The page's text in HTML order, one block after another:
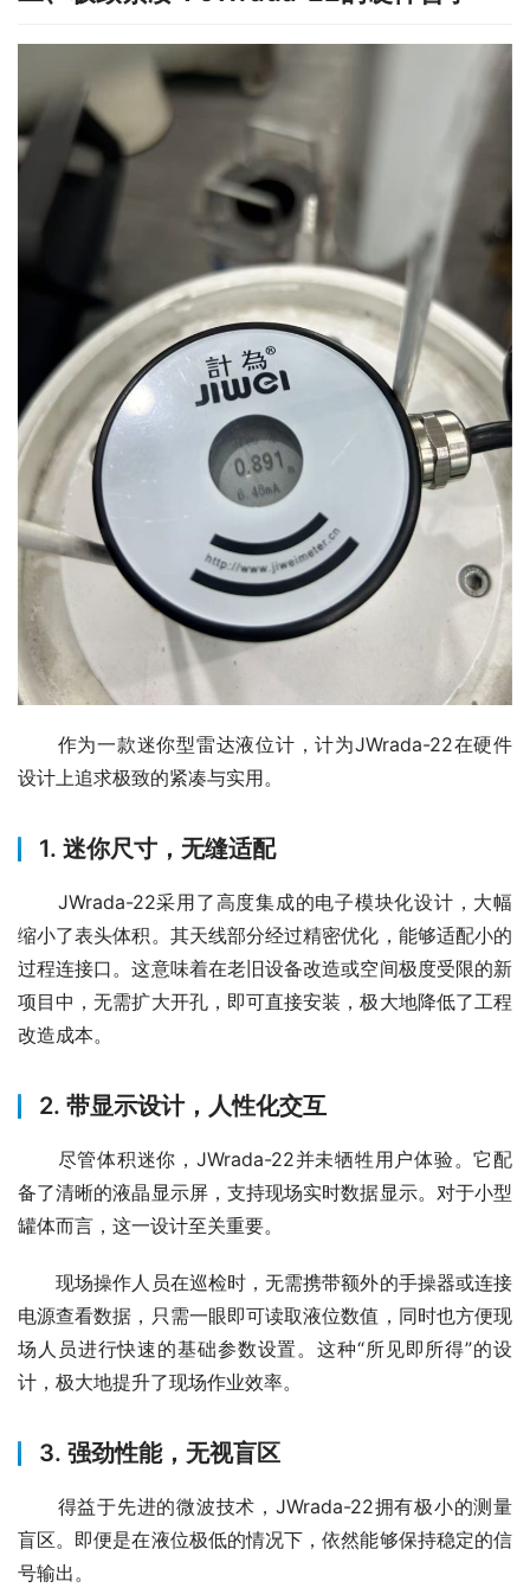
作为一款迷你型雷达液位计，计为JWrada-22在硬件
设计上追求极致的紧凑与实用。
1. 迷你尺寸，无缝适配
JWrada-22采用了高度集成的电子模块化设计，大幅
缩小了表头体积。其天线部分经过精密优化，能够适配小的
过程连接口。这意味着在老旧设备改造或空间极度受限的新
项目中，无需扩大开孔，即可直接安装，极大地降低了工程
改造成本。
2. 带显示设计，人性化交互
尽管体积迷你，JWrada-22并未牺牲用户体验。它配
备了清晰的液晶显示屏，支持现场实时数据显示。对于小型
罐体而言，这一设计至关重要。
现场操作人员在巡检时，无需携带额外的手操器或连接
电源查看数据，只需一眼即可读取液位数值，同时也方便现
场人员进行快速的基础参数设置。这种“所见即所得”的设
计，极大地提升了现场作业效率。
3. 强劲性能，无视盲区
得益于先进的微波技术，JWrada-22拥有极小的测量
盲区。即便是在液位极低的情况下，依然能够保持稳定的信
号输出。